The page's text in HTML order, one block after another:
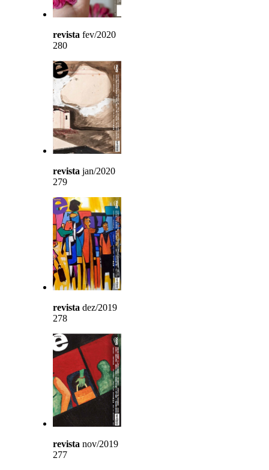
revista fev/2020
280
revista jan/2020
279
revista dez/2019
278
revista nov/2019
277